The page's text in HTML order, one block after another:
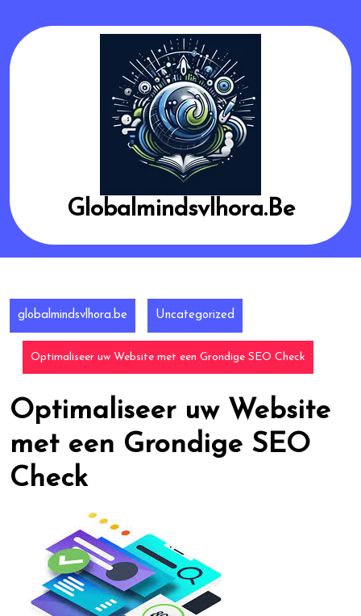
content
Globalmindsvlhora.be
globalmindsvlhora.be Uncategorized
Optimaliseer uw Website met een Grondige SEO Check
Optimaliseer uw Website
met een Grondige SEO
Check